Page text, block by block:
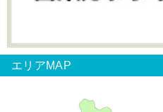
エリアMAP